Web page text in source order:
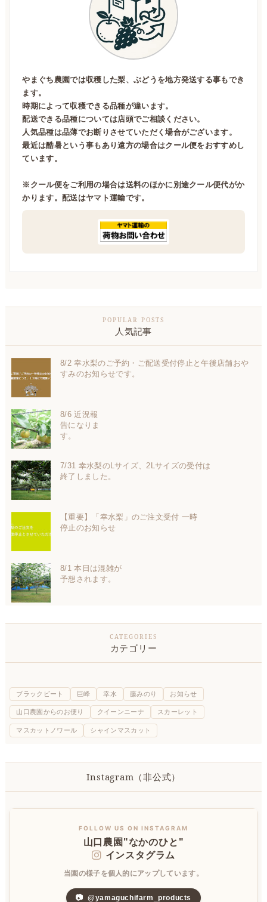
やまぐち農園では収穫した梨、ぶどうを地方発送する事もでき
ます。
時期によって収穫できる品種が違います。
配送できる品種については店頭でご相談ください。
人気品種は品薄でお断りさせていただく場合がございます。
最近は酷暑という事もあり遠方の場合はクール便をおすすめし
ています。
※クール便をご利用の場合は送料のほかに別途クール便代がか
かります。配送はヤマト運輸です。
人気記事
8/2 幸水梨のご予約・ご配送受付停止と午後店舗おや
すみのお知らせです。
8/6 近況報
告になりま
す。
7/31 幸水梨のLサイズ、2Lサイズの受付は
終了しました。
【重要】「幸水梨」のご注文受付 一時
停止のお知らせ
8/1 本日は混雑が
予想されます。
カテゴリー
ブラックビート 巨峰 幸水 藤みのり お知らせ
山口農園からのお便り クイーンニーナ スカーレット
マスカットノワール シャインマスカット
Instagram（非公式）
FOLLOW US ON INSTAGRAM
山口農園"なかのひと"
インスタグラム
当園の様子を個人的にアップしています。
📷 @yamaguchifarm_products